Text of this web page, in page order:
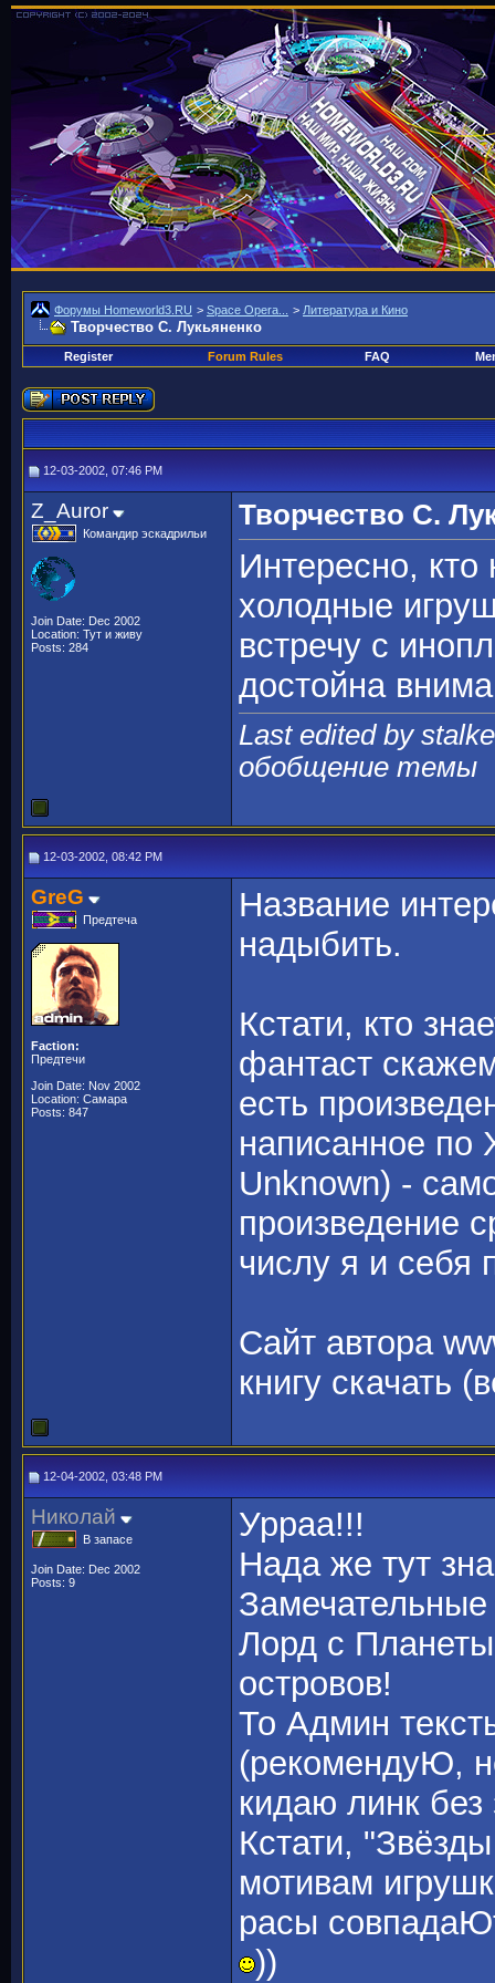
Форумы Homeworld3.RU > Space Opera... > Литература и Кино
Творчество С. Лукьяненко
Register Forum Rules FAQ
12-03-2002, 07:46 PM
Z_Auror
Командир эскадрильи
Join Date: Dec 2002
Location: Тут и живу
Posts: 284
Творчество С.
Интересно, кто
холодные
встречу с
достойна
Last edited by
обобщение темы
12-03-2002, 08:42 PM
GreG
Предтеча
Faction:
Предтечи
Join Date: Nov 2002
Location: Самара
Posts: 847
Название
надыбить.
Кстати, кто
фантаст
есть
написанное по
Unknown) -
произведение
числу я и себя
Сайт автора
книгу скачать
12-04-2002, 03:48 PM
Николай
В запасе
Join Date: Dec 2002
Posts: 9
Урраа!!!
Нада же тут
Лорд с
островов!
То Админ
(рекомендуЮ,
кидаю линк
Кстати,
мотивам
расы
))